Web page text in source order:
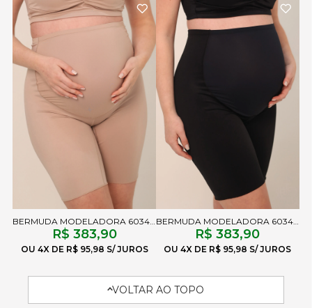
BERMUDA MODELADORA 6034 FF CHOCOLATE
R$ 383,90
4X R$ 95,98
BERMUDA MODELADORA 6034 FF PRETO
R$ 383,90
4X R$ 95,98
VOLTAR AO TOPO